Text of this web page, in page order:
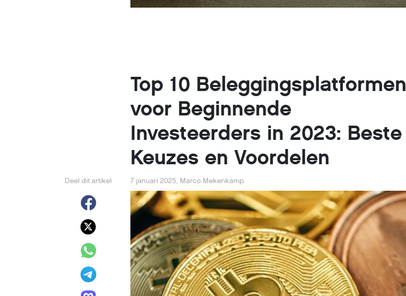
Top 10 Beleggingsplatformen
voor Beginnende
Investeerders in 2023: Beste
Keuzes en Voordelen
Deel dit artikel 7 januari 2025, Marco Mekenkamp